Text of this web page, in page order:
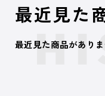
最近見た
最近見た商品がありま